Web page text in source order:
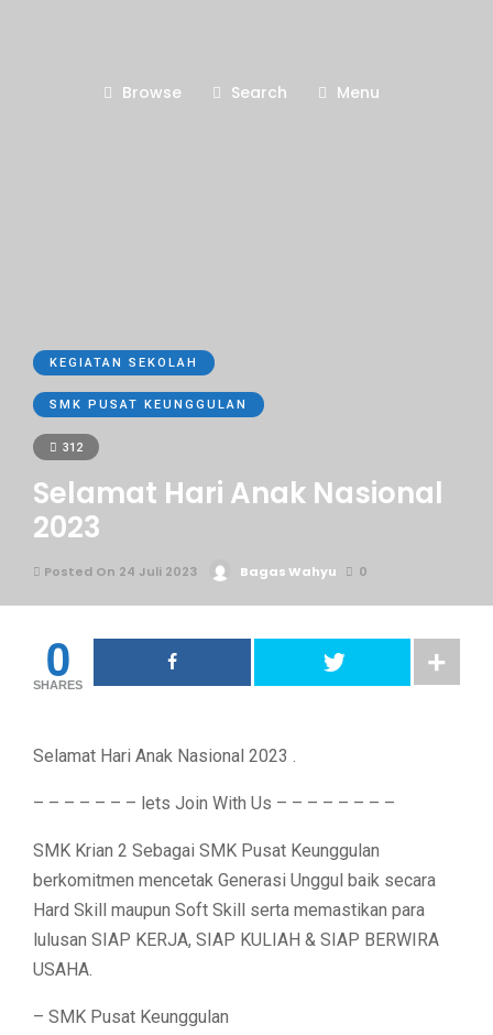
Browse Search Menu
KEGIATAN SEKOLAH
SMK PUSAT KEUNGGULAN
312
Selamat Hari Anak Nasional
2023
Posted On 24 Juli 2023 Bagas Wahyu 0
0
SHARES
Selamat Hari Anak Nasional 2023 .
– – – – – – – lets Join With Us – – – – – – – –
SMK Krian 2 Sebagai SMK Pusat Keunggulan
berkomitmen mencetak Generasi Unggul baik secara
Hard Skill maupun Soft Skill serta memastikan para
lulusan SIAP KERJA, SIAP KULIAH & SIAP BERWIRA
USAHA.
– SMK Pusat Keunggulan